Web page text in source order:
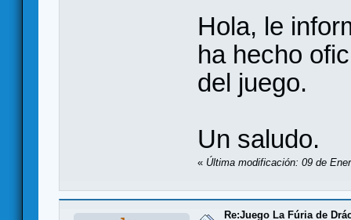
Hola, le
ha hecho
del juego.
Un saludo.
« Última modificación: 09 de
Re:Juego La Fúria de